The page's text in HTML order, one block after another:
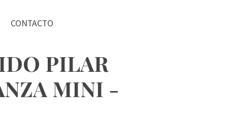
CONTACTO
PILAR
MINI -